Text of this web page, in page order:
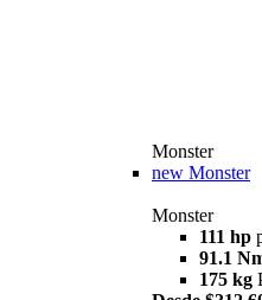
Monster
new Monster
Monster
111 hp
91.1
175 kg